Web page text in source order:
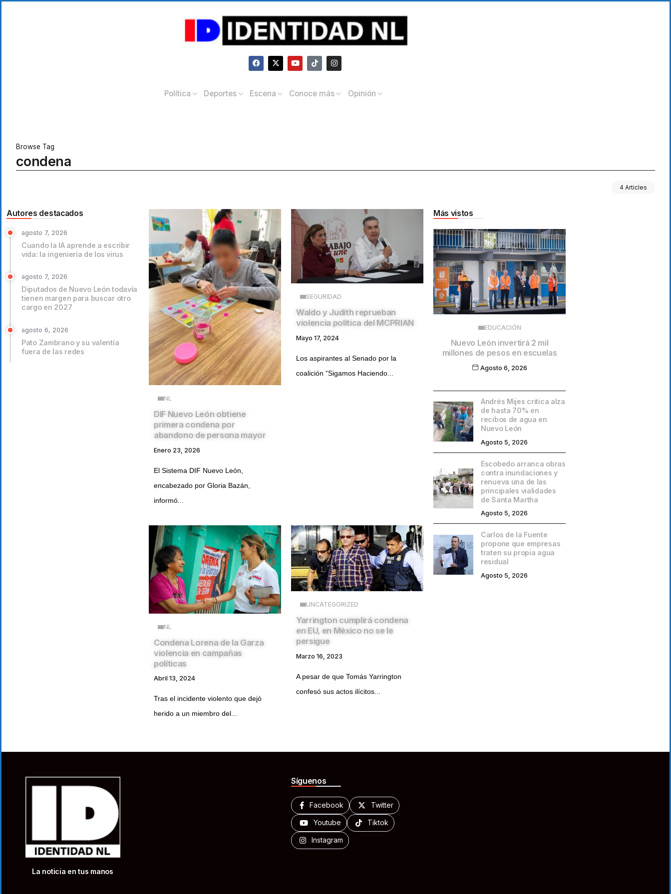
Política Deportes Escena Conoce más Opinión
Browse Tag
condena
4 Articles
Autores destacados
agosto 7, 2026
Cuando la IA aprende a escribir
vida: la ingeniería de los virus
agosto 7, 2026
Diputados de Nuevo León todavía
tienen margen para buscar otro
cargo en 2027
agosto 6, 2026
Pato Zambrano y su valentía
fuera de las redes
NL
DIF Nuevo León obtiene
primera condena por
abandono de persona mayor
Enero 23, 2026
El Sistema DIF Nuevo León,
encabezado por Gloria Bazán,
informó...
SEGURIDAD
Waldo y Judith reprueban
violencia política del MCPRIAN
Mayo 17, 2024
Los aspirantes al Senado por la
coalición “Sigamos Haciendo...
NL
Condena Lorena de la Garza
violencia en campañas
políticas
Abril 13, 2024
Tras el incidente violento que dejó
herido a un miembro del...
UNCATEGORIZED
Yarrington cumplirá condena
en EU, en México no se le
persigue
Marzo 16, 2023
A pesar de que Tomás Yarrington
confesó sus actos ilícitos...
Más vistos
EDUCACIÓN
Nuevo León invertirá 2 mil
millones de pesos en escuelas
Agosto 6, 2026
Andrés Mijes critica alza
de hasta 70% en
recibos de agua en
Nuevo León
Agosto 5, 2026
Escobedo arranca obras
contra inundaciones y
renueva una de las
principales vialidades
de Santa Martha
Agosto 5, 2026
Carlos de la Fuente
propone que empresas
traten su propia agua
residual
Agosto 5, 2026
La noticia en tus manos
Síguenos
Facebook Twitter
Youtube Tiktok
Instagram